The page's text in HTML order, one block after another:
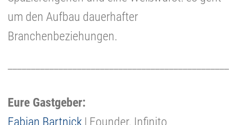
um den Aufbau dauerhafter
Branchenbeziehungen.
Eure Gastgeber:
Fabian Bartnick | Founder, Infinito